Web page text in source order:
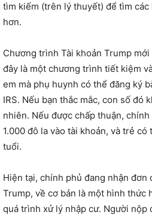
tìm kiếm (trên lý thuyết) để tìm
hơn.
Chương trình Tài khoản Trump
đây là một chương trình tiết kiệm
em mà phụ huynh có thể đăng ký
IRS. Nếu bạn thắc mắc, con số đó
nhiên. Nếu được chấp thuận,
1.000 đô la vào tài khoản, và trẻ
tuổi.
Hiện tại, chính phủ đang nhận đơn
Trump, về cơ bản là một hình thức
quá trình xử lý nhập cư. Người nộp